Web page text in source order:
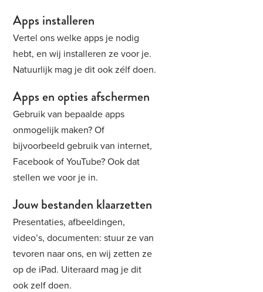
Apps installeren
Vertel ons welke apps je nodig
hebt, en wij installeren ze voor je.
Natuurlijk mag je dit ook zélf doen.
Apps en opties afschermen
Gebruik van bepaalde apps
onmogelijk maken? Of
bijvoorbeeld gebruik van internet,
Facebook of YouTube? Ook dat
stellen we voor je in.
Jouw bestanden klaarzetten
Presentaties, afbeeldingen,
video’s, documenten: stuur ze van
tevoren naar ons, en wij zetten ze
op de iPad. Uiteraard mag je dit
ook zelf doen.